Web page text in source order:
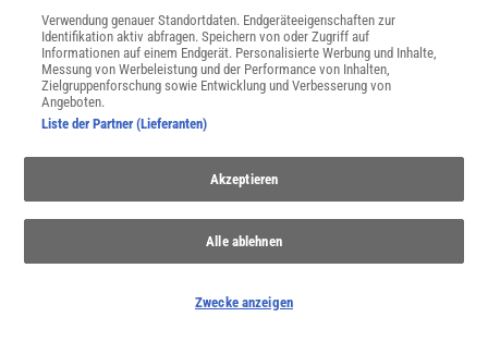
JETZT ANMELDEN!
Sie können unsere Newsletter jederzeit wieder abbestellen. Infos zu unserem Umgang
mit Ihren personenbezogenen Daten finden Sie in unserer Datenschutzerklärung
Verwendung genauer Standortdaten. Endgeräteeigenschaften zur
Identifikation aktiv abfragen. Speichern von oder Zugriff auf
Informationen auf einem Endgerät. Personalisierte Werbung und Inhalte,
Messung von Werbeleistung und der Performance von Inhalten,
Zielgruppenforschung sowie Entwicklung und Verbesserung von
Angeboten.
Liste der Partner (Lieferanten)
Akzeptieren
Alle ablehnen
Zwecke anzeigen